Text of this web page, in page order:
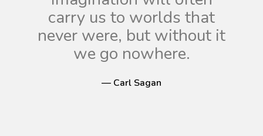
carry us to worlds that
never were, but without it
we go nowhere.
— Carl Sagan